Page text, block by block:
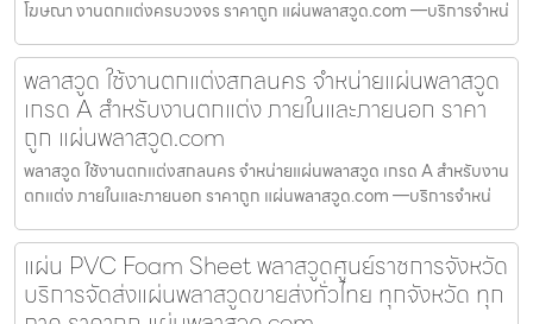
โฆษณา งานตกแต่งครบวงจร ราคาถูก แผ่นพลาสวูด.com —บริการจำหน่
พลาสวูด ใช้งานตกแต่งสกลนคร จำหน่ายแผ่นพลาสวูด
เกรด A สำหรับงานตกแต่ง ภายในและภายนอก ราคา
ถูก แผ่นพลาสวูด.com
พลาสวูด ใช้งานตกแต่งสกลนคร จำหน่ายแผ่นพลาสวูด เกรด A สำหรับงาน
ตกแต่ง ภายในและภายนอก ราคาถูก แผ่นพลาสวูด.com —บริการจำหน่
แผ่น PVC Foam Sheet พลาสวูดศูนย์ราชการจังหวัด
บริการจัดส่งแผ่นพลาสวูดขายส่งทั่วไทย ทุกจังหวัด ทุก